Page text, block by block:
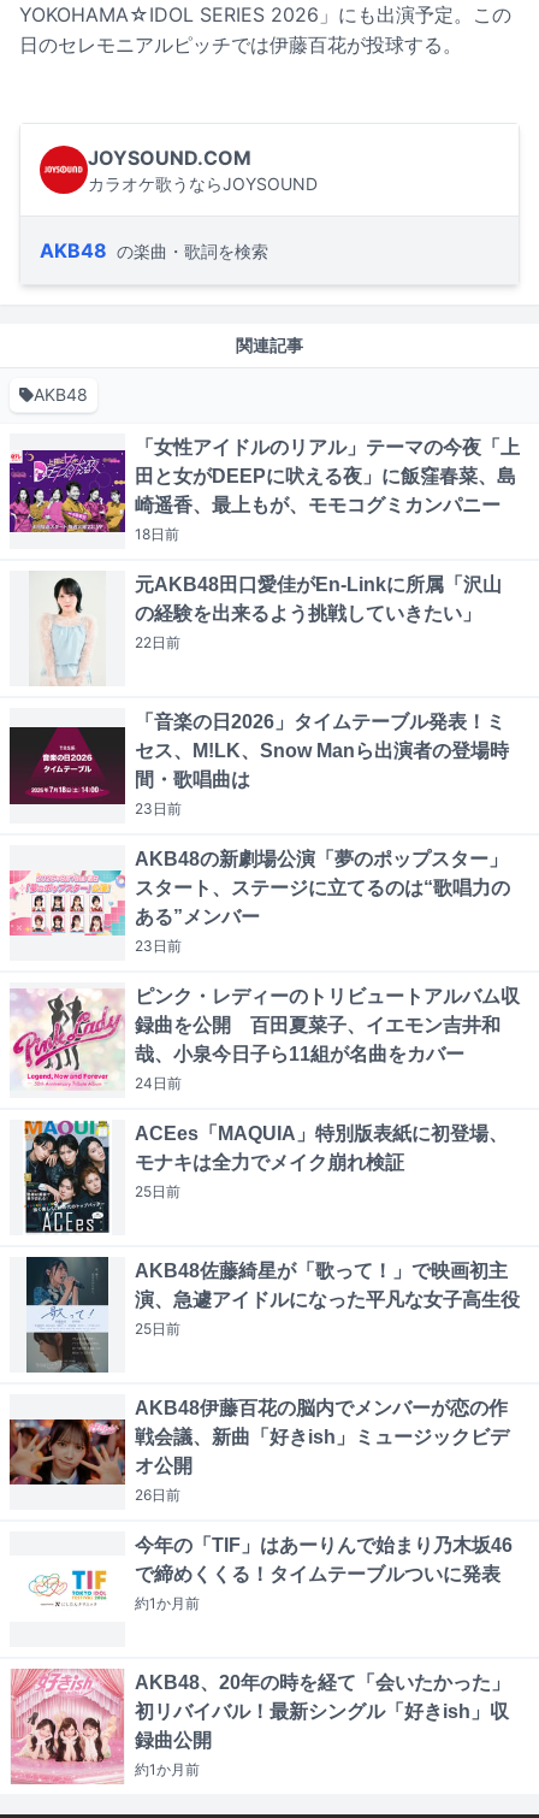
YOKOHAMA☆IDOL SERIES 2026」にも出演予定。この
日のセレモニアルピッチでは伊藤百花が投球する。
JOYSOUND.COM
カラオケ歌うならJOYSOUND
AKB48 の楽曲・歌詞を検索
関連記事
AKB48
「女性アイドルのリアル」テーマの今夜「上
田と女がDEEPに吠える夜」に飯窪春菜、島
崎遥香、最上もが、モモコグミカンパニー
18日前
元AKB48田口愛佳がEn-Linkに所属「沢山
の経験を出来るよう挑戦していきたい」
22日前
「音楽の日2026」タイムテーブル発表！ミ
セス、M!LK、Snow Manら出演者の登場時
間・歌唱曲は
23日前
AKB48の新劇場公演「夢のポップスター」
スタート、ステージに立てるのは“歌唱力の
ある”メンバー
23日前
ピンク・レディーのトリビュートアルバム収
録曲を公開 百田夏菜子、イエモン吉井和
哉、小泉今日子ら11組が名曲をカバー
24日前
ACEes「MAQUIA」特別版表紙に初登場、
モナキは全力でメイク崩れ検証
25日前
AKB48佐藤綺星が「歌って！」で映画初主
演、急遽アイドルになった平凡な女子高生役
25日前
AKB48伊藤百花の脳内でメンバーが恋の作
戦会議、新曲「好きish」ミュージックビデ
オ公開
26日前
今年の「TIF」はあーりんで始まり乃木坂46
で締めくくる！タイムテーブルついに発表
約1か月前
AKB48、20年の時を経て「会いたかった」
初リバイバル！最新シングル「好きish」収
録曲公開
約1か月前